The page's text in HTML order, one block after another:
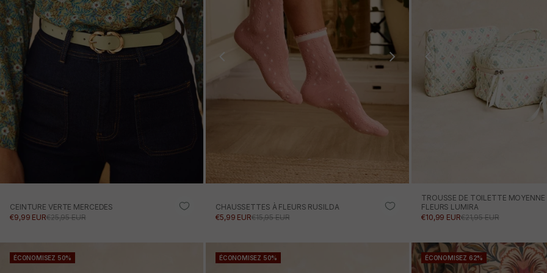
AJOUTER AU PANIER
CEINTURE VERTE MERCEDES
PRIX PROMOTIONNEL
€9,99 EURPRIX NORMAL
€25,95 EUR AJOUTER AU PANIER
CHAUSSETTES À FLEURS RUSILDA
PRIX PROMOTIONNEL
€5,99 EURPRIX NORMAL
€15,95 EUR
AJOUTER AU PANIER
TROUSSE DE TOILETTE MOYENNE
FLEURS LUMIRA
PRIX PROMOTIONNEL
€10,99 EURPRIX NORMAL
€21,95 EUR
ÉCONOMISEZ 50% ÉCONOMISEZ 50% ÉCONOMISEZ 62%